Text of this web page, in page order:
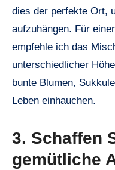
dies der perfekte Ort,
aufzuhängen. Für
empfehle ich das
unterschiedlicher
bunte Blumen,
Leben einhauchen.
3. Schaffen
gemütliche